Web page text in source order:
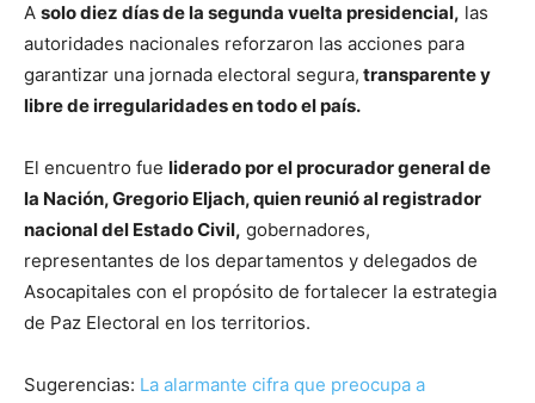
A solo diez días de la segunda vuelta presidencial, las
autoridades nacionales reforzaron las acciones para
garantizar una jornada electoral segura, transparente y
libre de irregularidades en todo el país.
El encuentro fue liderado por el procurador general de
la Nación, Gregorio Eljach, quien reunió al registrador
nacional del Estado Civil, gobernadores,
representantes de los departamentos y delegados de
Asocapitales con el propósito de fortalecer la estrategia
de Paz Electoral en los territorios.
Sugerencias: La alarmante cifra que preocupa a